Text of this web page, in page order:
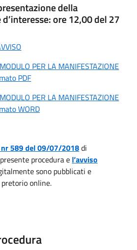
della
ore 12,00 del 27
PER LA MANIFESTAZIONE
PDF
PER LA MANIFESTAZIONE
WORD
589 del 09/07/2018di
procedura e l’avviso
sono pubblicati e
online.